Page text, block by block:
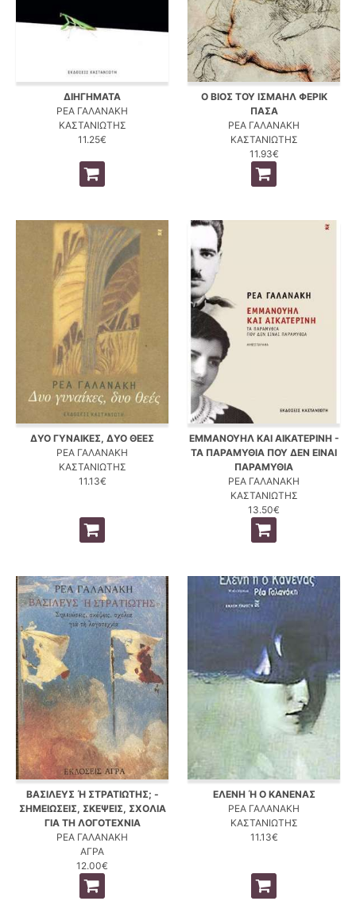
ΔΙΗΓΗΜΑΤΑ
ΡΕΑ ΓΑΛΑΝΑΚΗ
ΚΑΣΤΑΝΙΩΤΗΣ
11.25€
Ο ΒΙΟΣ ΤΟΥ ΙΣΜΑΗΛ ΦΕΡΙΚ
ΠΑΣΑ
ΡΕΑ ΓΑΛΑΝΑΚΗ
ΚΑΣΤΑΝΙΩΤΗΣ
11.93€
ΔΥΟ ΓΥΝΑΙΚΕΣ, ΔΥΟ ΘΕΕΣ
ΡΕΑ ΓΑΛΑΝΑΚΗ
ΚΑΣΤΑΝΙΩΤΗΣ
11.13€
ΕΜΜΑΝΟΥΗΛ ΚΑΙ ΑΙΚΑΤΕΡΙΝΗ -
ΤΑ ΠΑΡΑΜΥΘΙΑ ΠΟΥ ΔΕΝ ΕΙΝΑΙ
ΠΑΡΑΜΥΘΙΑ
ΡΕΑ ΓΑΛΑΝΑΚΗ
ΚΑΣΤΑΝΙΩΤΗΣ
13.50€
ΒΑΣΙΛΕΥΣ Ή ΣΤΡΑΤΙΩΤΗΣ; -
ΣΗΜΕΙΩΣΕΙΣ, ΣΚΕΨΕΙΣ, ΣΧΟΛΙΑ
ΓΙΑ ΤΗ ΛΟΓΟΤΕΧΝΙΑ
ΡΕΑ ΓΑΛΑΝΑΚΗ
ΑΓΡΑ
12.00€
ΕΛΕΝΗ Ή Ο ΚΑΝΕΝΑΣ
ΡΕΑ ΓΑΛΑΝΑΚΗ
ΚΑΣΤΑΝΙΩΤΗΣ
11.13€